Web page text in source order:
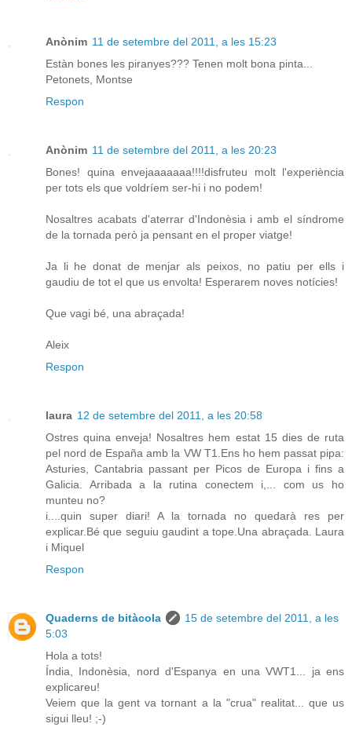
Anònim 11 de setembre del 2011, a les 15:23
Estàn bones les piranyes??? Tenen molt bona pinta...
Petonets, Montse
Respon
Anònim 11 de setembre del 2011, a les 20:23
Bones! quina envejaaaaaaa!!!!disfruteu molt l'experiència
per tots els que voldríem ser-hi i no podem!
Nosaltres acabats d'aterrar d'Indonèsia i amb el síndrome
de la tornada però ja pensant en el proper viatge!
Ja li he donat de menjar als peixos, no patiu per ells i
gaudiu de tot el que us envolta! Esperarem noves notícies!
Que vagi bé, una abraçada!
Aleix
Respon
laura 12 de setembre del 2011, a les 20:58
Ostres quina enveja! Nosaltres hem estat 15 dies de ruta
pel nord de España amb la VW T1.Ens ho hem passat pipa:
Asturies, Cantabria passant per Picos de Europa i fins a
Galicia. Arribada a la rutina conectem i,... com us ho
munteu no?
i....quin super diari! A la tornada no quedarà res per
explicar.Bé que seguiu gaudint a tope.Una abraçada. Laura
i Miquel
Respon
Quaderns de bitàcola
15 de setembre del 2011, a les
5:03
Hola a tots!
Índia, Indonèsia, nord d'Espanya en una VWT1... ja ens
explicareu!
Veiem que la gent va tornant a la "crua" realitat... que us
sigui lleu! ;-)